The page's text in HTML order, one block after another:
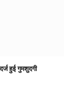
हुई गुमशुदगी